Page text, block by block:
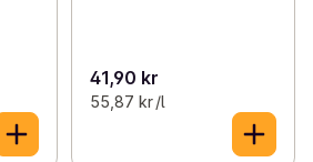
41,90 kr
55,87 kr /l